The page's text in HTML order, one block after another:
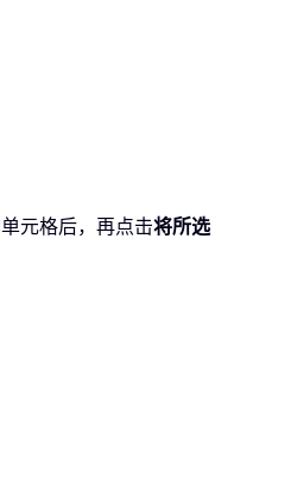
元格后，再点击将所选